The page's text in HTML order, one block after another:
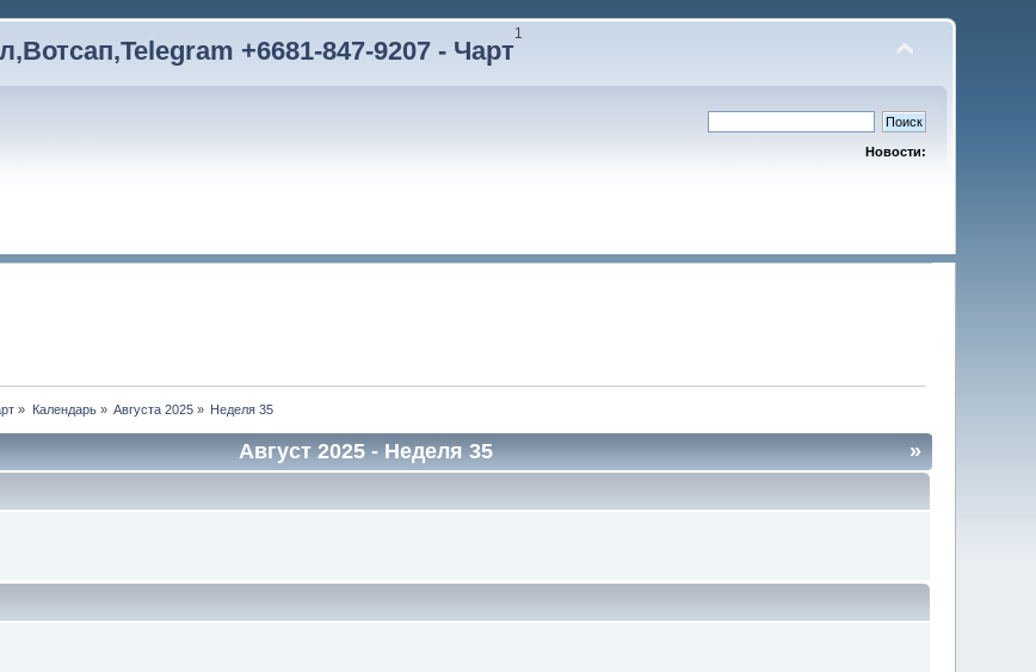
+6681-847-9207 - Чарт
1
Новости:
» Календарь» Августа 2025 » Неделя 35
»
Август 2025- Неделя 35